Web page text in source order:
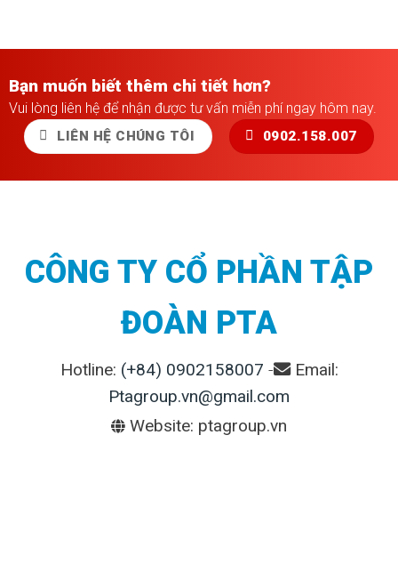
Bạn muốn biết thêm chi tiết hơn?
Vui lòng liên hệ để nhận được tư vấn miễn phí ngay hôm nay.
LIÊN HỆ CHÚNG TÔI 0902.158.007
CÔNG TY CỔ PHẦN TẬP
ĐOÀN PTA
Hotline: (+84) 0902158007 -
Email:
Ptagroup.vn@gmail.com
Website: ptagroup.vn